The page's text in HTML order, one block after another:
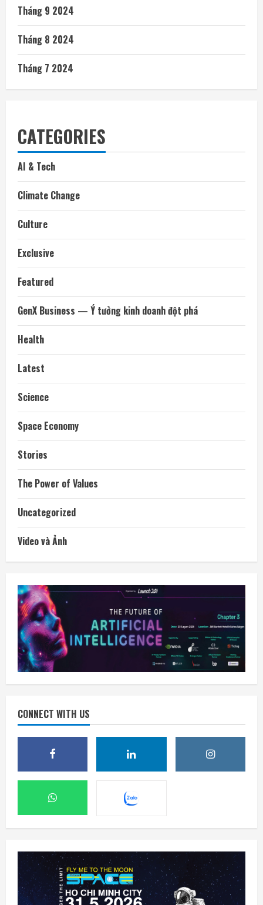
Tháng 9 2024
Tháng 8 2024
Tháng 7 2024
CATEGORIES
AI & Tech
Climate Change
Culture
Exclusive
Featured
GenX Business — Ý tưởng kinh doanh đột phá
Health
Latest
Science
Space Economy
Stories
The Power of Values
Uncategorized
Video và Ảnh
CONNECT WITH US